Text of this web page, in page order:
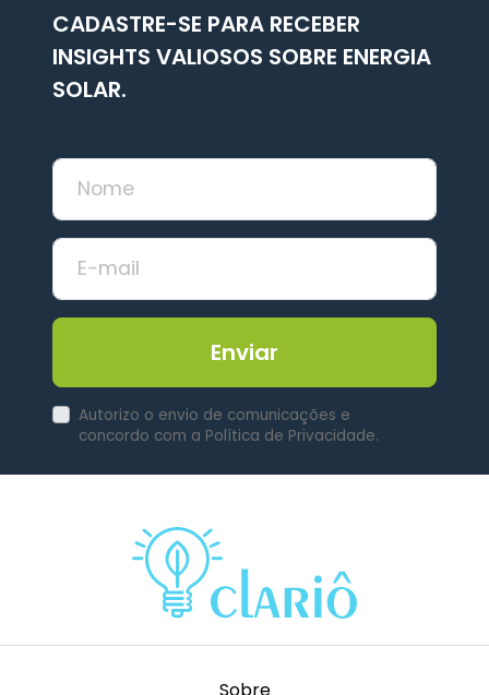
CADASTRE-SE PARA RECEBER
INSIGHTS VALIOSOS SOBRE ENERGIA
SOLAR.
Enviar
Autorizo o envio de comunicações e
concordo com a Política de Privacidade.